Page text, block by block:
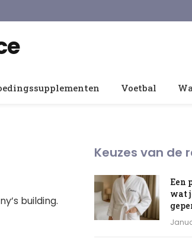
Voetbal
building.
Keuzes van de
Een
wat